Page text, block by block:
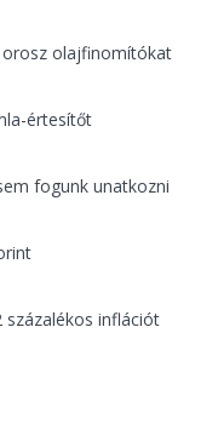
orosz olajfinomítókat
értesítőt
fogunk unatkozni
százalékos inflációt